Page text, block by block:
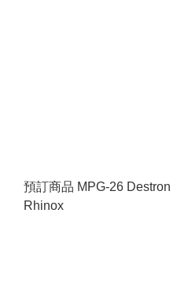
預訂商品 MPG-26 Destron
Rhinox